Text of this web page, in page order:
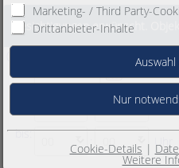
Besichtigungen erwünscht.
(Bitte geben Sie uns 3 Termine
bis:
: Uhr
Marketing- / Third Party-
Drittanbieter-Inhalte
Cookie-Details |
Weitere